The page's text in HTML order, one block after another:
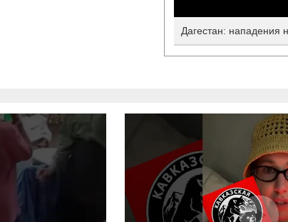
Дагестан: нападения